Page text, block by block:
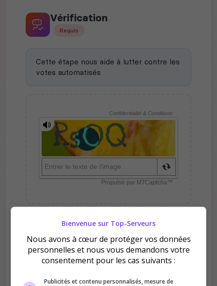
Vérification
Requis
Cette étape nous aide à lutter contre les
votes automatisés
Pourquoi voter pour
Oxydium FR PVE ?
Bienvenue sur Top-Serveurs
Nous avons à cœur de protéger vos données
personnelles et nous vous demandons votre
consentement pour les cas suivants :
Publicités et contenu personnalisés, mesure de